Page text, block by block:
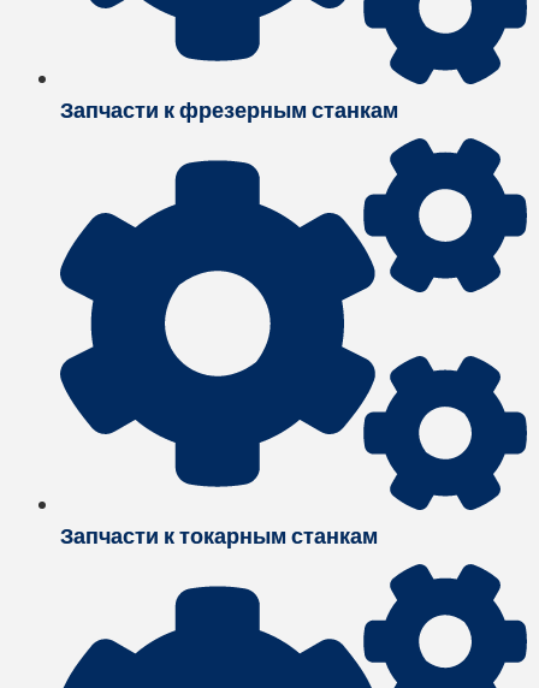
Запчасти к фрезерным станкам
Запчасти к токарным станкам